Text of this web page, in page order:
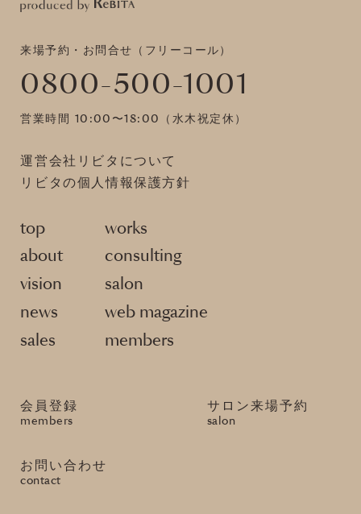
来場予約・お問合せ（フリーコール）
0800-500-1001
営業時間 10:00〜18:00（水木祝定休）
運営会社リビタについて
リビタの個人情報保護方針
top
works
about
consulting
vision
salon
news
web magazine
sales
members
会員登録
members
サロン来場予約
salon
お問い合わせ
contact